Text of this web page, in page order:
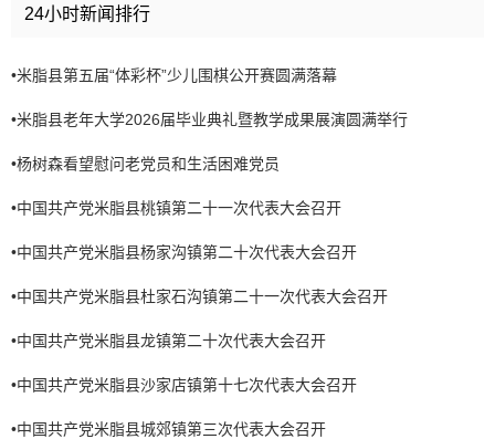
24小时新闻排行
•米脂县第五届“体彩杯”少儿围棋公开赛圆满落幕
•米脂县老年大学2026届毕业典礼暨教学成果展演圆满举行
•杨树森看望慰问老党员和生活困难党员
•中国共产党米脂县桃镇第二十一次代表大会召开
•中国共产党米脂县杨家沟镇第二十次代表大会召开
•中国共产党米脂县杜家石沟镇第二十一次代表大会召开
•中国共产党米脂县龙镇第二十次代表大会召开
•中国共产党米脂县沙家店镇第十七次代表大会召开
•中国共产党米脂县城郊镇第三次代表大会召开